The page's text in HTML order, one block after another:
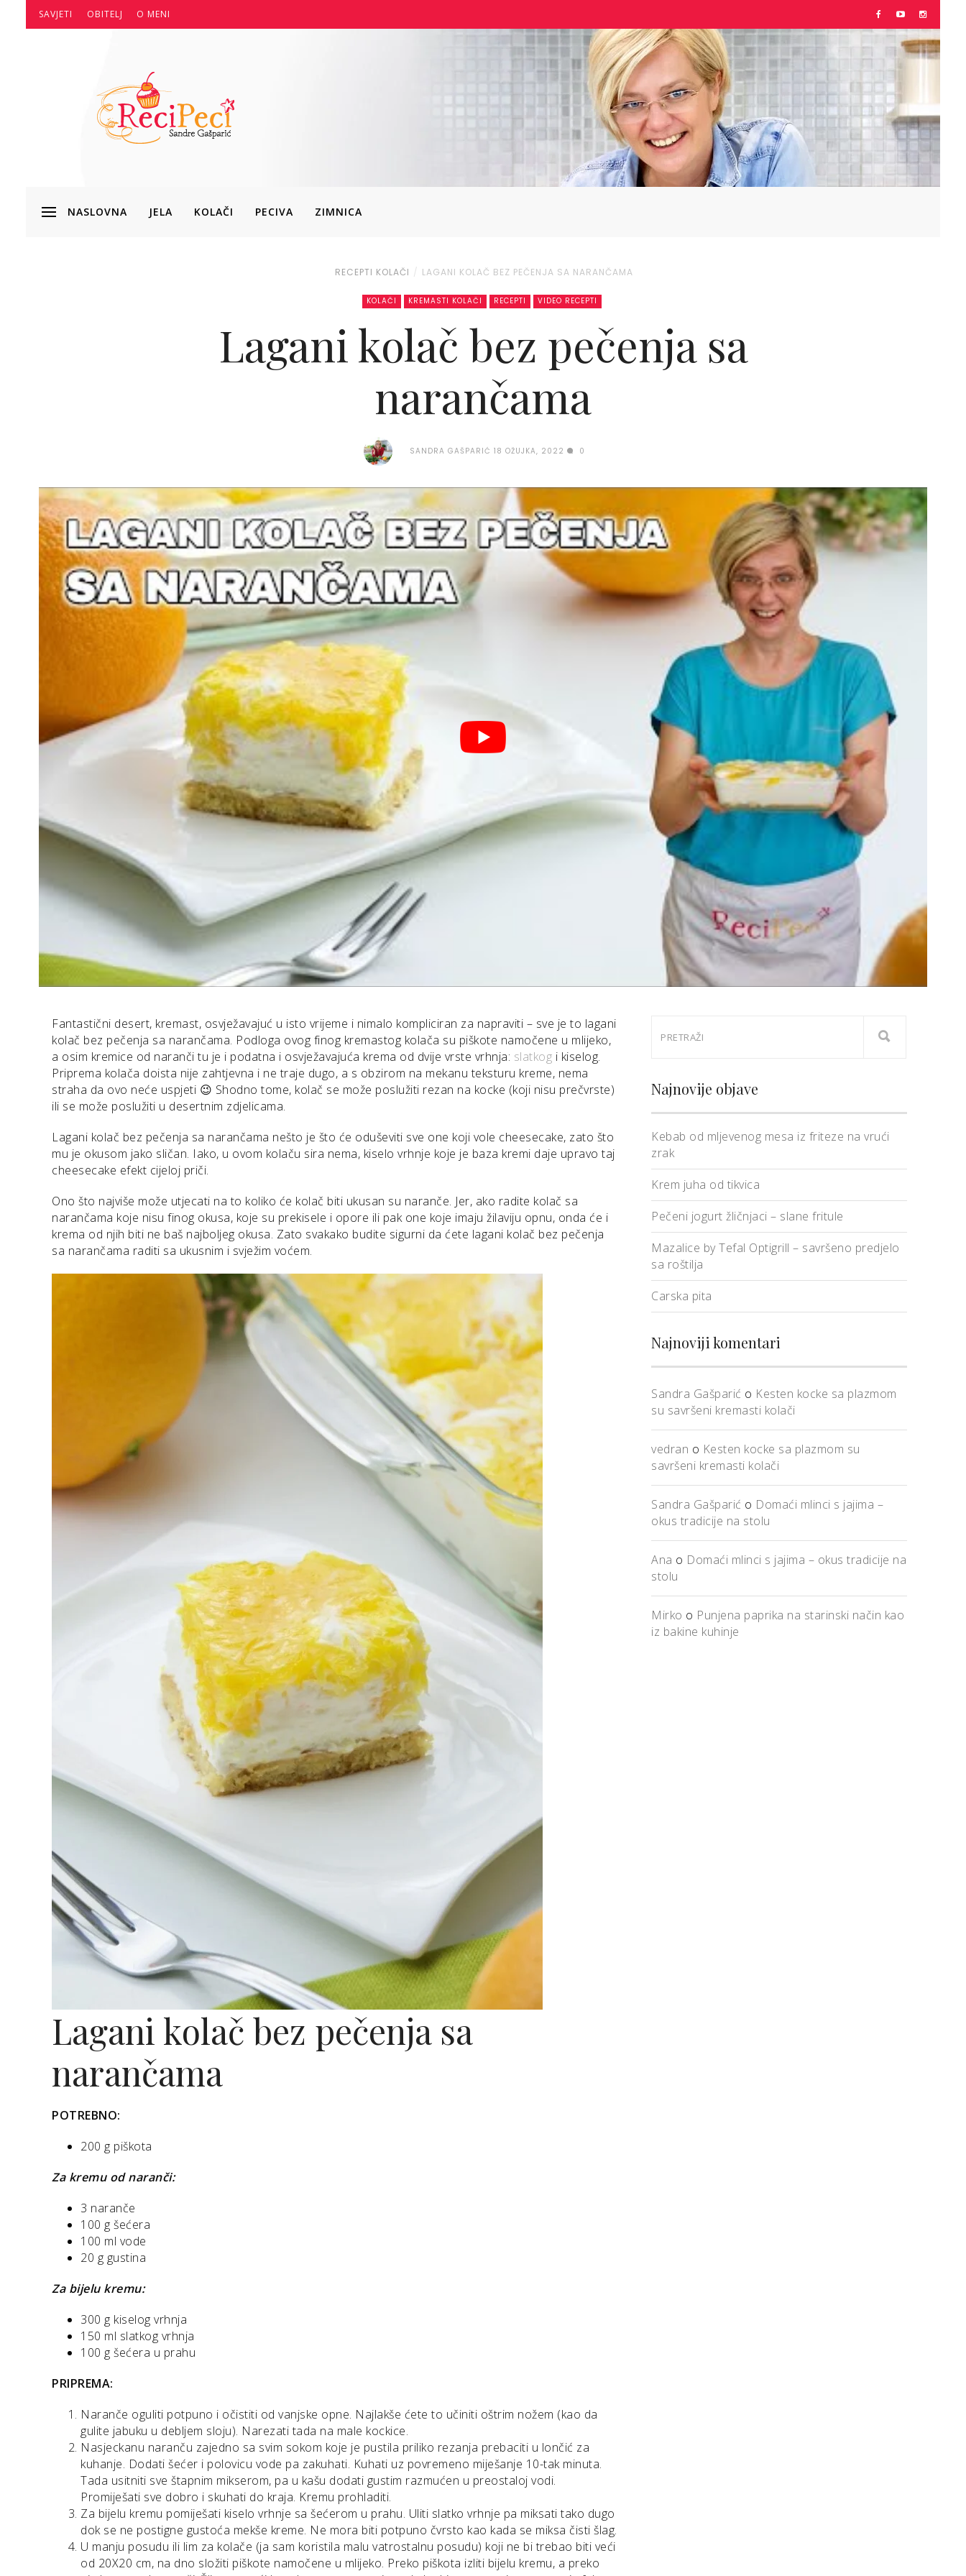
SAVJETI OBITELJ O MENI
NASLOVNA JELA KOLAČI PECIVA ZIMNICA
RECEPTI KOLAČI LAGANI KOLAČ BEZ PEČENJA SA NARANČAMA
KOLAČI KREMASTI KOLAČI RECEPTI VIDEO RECEPTI
Lagani kolač bez pečenja sa
narančama
SANDRA GAŠPARIĆ 18 OŽUJKA, 2022 0
Fantastični desert, kremast, osvježavajuć u isto vrijeme i nimalo kompliciran za napraviti – sve je to lagani
kolač bez pečenja sa narančama. Podloga ovog finog kremastog kolača su piškote namočene u mlijeko,
a osim kremice od naranči tu je i podatna i osvježavajuća krema od dvije vrste vrhnja: slatkog i kiselog.
Priprema kolača doista nije zahtjevna i ne traje dugo, a s obzirom na mekanu teksturu kreme, nema
straha da ovo neće uspjeti 😉 Shodno tome, kolač se može poslužiti rezan na kocke (koji nisu prečvrste)
ili se može poslužiti u desertnim zdjelicama.
Lagani kolač bez pečenja sa narančama nešto je što će oduševiti sve one koji vole cheesecake, zato što
mu je okusom jako sličan. Iako, u ovom kolaču sira nema, kiselo vrhnje koje je baza kremi daje upravo taj
cheesecake efekt cijeloj priči.
Ono što najviše može utjecati na to koliko će kolač biti ukusan su naranče. Jer, ako radite kolač sa
narančama koje nisu finog okusa, koje su prekisele i opore ili pak one koje imaju žilaviju opnu, onda će i
krema od njih biti ne baš najboljeg okusa. Zato svakako budite sigurni da ćete lagani kolač bez pečenja
sa narančama raditi sa ukusnim i svježim voćem.
Lagani kolač bez pečenja sa
narančama
POTREBNO:
200 g piškota
Za kremu od naranči:
3 naranče
100 g šećera
100 ml vode
20 g gustina
Za bijelu kremu:
300 g kiselog vrhnja
150 ml slatkog vrhnja
100 g šećera u prahu
PRIPREMA:
Naranče oguliti potpuno i očistiti od vanjske opne. Najlakše ćete to učiniti oštrim nožem (kao da
gulite jabuku u debljem sloju). Narezati tada na male kockice.
Nasjeckanu naranču zajedno sa svim sokom koje je pustila priliko rezanja prebaciti u lončić za
kuhanje. Dodati šećer i polovicu vode pa zakuhati. Kuhati uz povremeno miješanje 10-tak minuta.
Tada usitniti sve štapnim mikserom, pa u kašu dodati gustim razmućen u preostaloj vodi.
Promiješati sve dobro i skuhati do kraja. Kremu prohladiti.
Za bijelu kremu pomiješati kiselo vrhnje sa šećerom u prahu. Uliti slatko vrhnje pa miksati tako dugo
dok se ne postigne gustoća mekše kreme. Ne mora biti potpuno čvrsto kao kada se miksa čisti šlag.
U manju posudu ili lim za kolače (ja sam koristila malu vatrostalnu posudu) koji ne bi trebao biti veći
od 20X20 cm, na dno složiti piškote namočene u mlijeko. Preko piškota izliti bijelu kremu, a preko
Najnovije objave
Kebab od mljevenog mesa iz friteze na vrući
zrak
Krem juha od tikvica
Pečeni jogurt žličnjaci – slane fritule
Mazalice by Tefal Optigrill – savršeno predjelo
sa roštilja
Carska pita
Najnoviji komentari
Sandra Gašparić o Kesten kocke sa plazmom
su savršeni kremasti kolači
vedran o Kesten kocke sa plazmom su
savršeni kremasti kolači
Sandra Gašparić o Domaći mlinci s jajima –
okus tradicije na stolu
Ana o Domaći mlinci s jajima – okus tradicije na
stolu
Mirko o Punjena paprika na starinski način kao
iz bakine kuhinje